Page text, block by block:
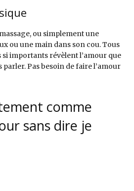
ou simplement une
ou une main dans son cou. Tous
si importants révèlent l’amour que
parler. Pas besoin de faire l’amour
comme
sans dire je